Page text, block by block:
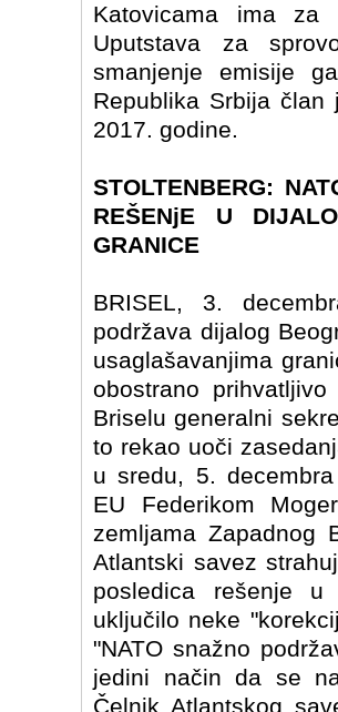
Katovicama ima za
Uputstava za
smanjenje emisije
Republika Srbija
2017. godine.
STOLTENBERG:
REŠENjE U
GRANICE
BRISEL, 3.
podržava dijalog
usaglašavanjima
obostrano
Briselu generalni
to rekao uoči
u sredu, 5.
EU Federikom
zemljama Zapadnog
Atlantski savez
posledica rešenje u
uključilo neke
"NATO snažno
jedini način da se
Čelnik Atlantskog